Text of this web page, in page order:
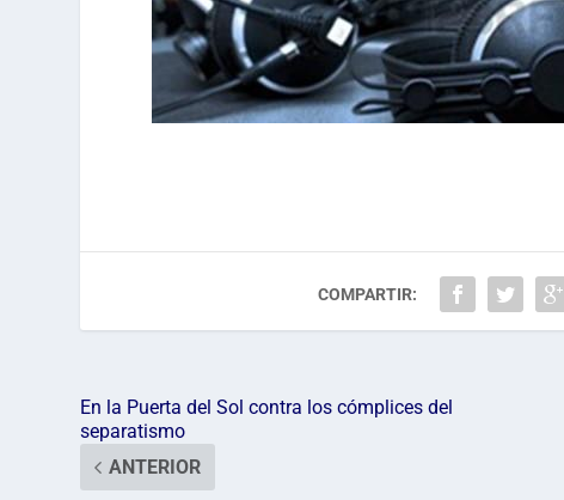
COMPARTIR:
En la Puerta del Sol contra los cómplices del
separatismo
ANTERIOR